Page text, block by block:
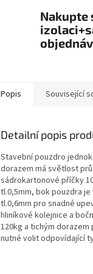
Nakupte
Popis Související
Detailní popis
Stavební pouzdro
dorazem má světlost
sádrokartonové příčky
tl.0,5mm, bok pouzdra
tl.0,6mm pro snadné
hliníkové kolejnice a
120kg a tichým dorazem
nutné volit odpovídající